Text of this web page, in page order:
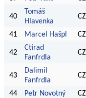
40
Tomáš
Hlavenka
CZ
41 Marcel Hašpl CZ
42
Ctirad
Fanfrdla
CZ
43
Dalimil
Fanfrdla
CZ
44 Petr Novotný CZ